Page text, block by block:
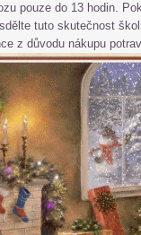
pouze do 13 hodin.
tuto skutečnost
z důvodu nákupu